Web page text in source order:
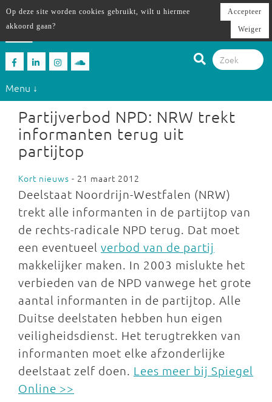
Menu ↓
Partijverbod NPD: NRW trekt
informanten terug uit
partijtop
Kort nieuws - 21 maart 2012
Deelstaat Noordrijn-Westfalen (NRW)
trekt alle informanten in de partijtop van
de rechts-radicale NPD terug. Dat moet
een eventueel verbod van de partij
makkelijker maken. In 2003 mislukte het
verbieden van de NPD vanwege het grote
aantal informanten in de partijtop. Alle
Duitse deelstaten hebben hun eigen
veiligheidsdienst. Het terugtrekken van
informanten moet elke afzonderlijke
deelstaat zelf doen. Lees meer bij Spiegel
Online >>
Op deze site worden cookies gebruikt, wilt u hiermee
akkoord gaan?
Accepteer
Weiger